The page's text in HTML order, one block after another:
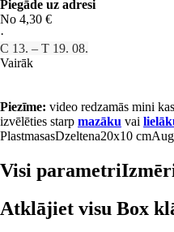
Piegāde uz adresi
No 4,30 €
·
C 13. – T 19. 08.
Vairāk
Piezīme: video redzamās mini
izvēlēties starp mazāku vai
PlastmasasDzeltena20x10 cm
Visi parametri
Atklājiet visu Box